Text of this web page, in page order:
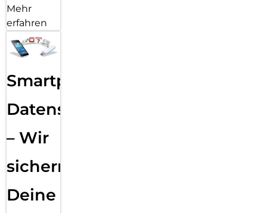
Mehr
erfahren
Smartphone
Datensicherung
– Wir
sichern
Deine